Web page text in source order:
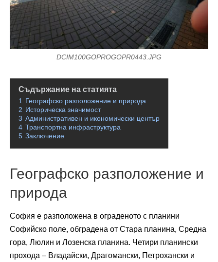
DCIM100GOPROGOPR0443.JPG
Съдържание на статията
1 Географско разположение и природа
2 Историческа значимост
3 Административен и икономически център
4 Транспортна инфраструктура
5 Заключение
Географско разположение и
природа
София е разположена в ограденото с планини
Софийско поле, обградена от Стара планина, Средна
гора, Люлин и Лозенска планина. Четири планински
прохода – Владайски, Драгомански, Петрохански и